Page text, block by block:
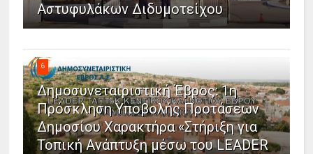
Αστυφυλάκων Διδυμοτείχου
6
Δημοσυνεταιριστική Έβρος: 1η
Πρόσκληση Υποβολής Προτάσεων
Δημοσίου Χαρακτήρα «Στήριξη για
Τοπική Ανάπτυξη μέσω του LEADER